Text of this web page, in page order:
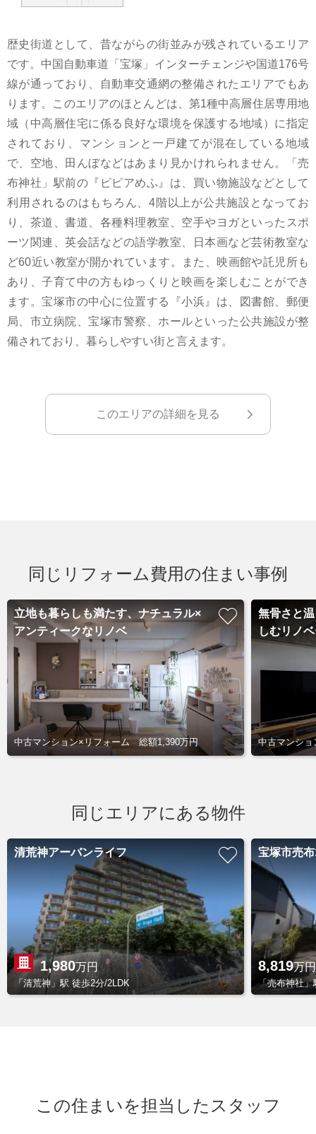
歴史街道として、昔ながらの街並みが残されているエリア
です。中国自動車道「宝塚」インターチェンジや国道176号
線が通っており、自動車交通網の整備されたエリアでもあ
ります。このエリアのほとんどは、第1種中高層住居専用地
域（中高層住宅に係る良好な環境を保護する地域）に指定
されており、マンションと一戸建てが混在している地域
で、空地、田んぼなどはあまり見かけれられません。「売
布神社」駅前の『ピピアめふ』は、買い物施設などとして
利用されるのはもちろん、4階以上が公共施設となってお
り、茶道、書道、各種料理教室、空手やヨガといったスポ
ーツ関連、英会話などの語学教室、日本画など芸術教室な
ど60近い教室が開かれています。また、映画館や託児所も
あり、子育て中の方もゆっくりと映画を楽しむことができ
ます。宝塚市の中心に位置する『小浜』は、図書館、郵便
局、市立病院、宝塚市警察、ホールといった公共施設が整
備されており、暮らしやすい街と言えます。
このエリアの詳細を見る
同じリフォーム費用の住まい事例
立地も暮らしも満たす、ナチュラル×
アンティークなリノベ
中古マンション×リフォーム 総額1,390万円
無骨さと
しむリノ
中古マンシ
同じエリアにある物件
清荒神アーバンライフ
1,980万円
「清荒神」駅 徒歩2分/2LDK
宝塚市売
8,819万円
「売布神社
この住まいを担当したスタッフ